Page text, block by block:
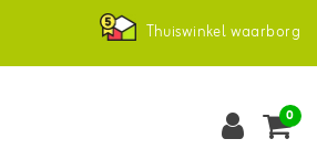
Thuiswinkel waarborg
0